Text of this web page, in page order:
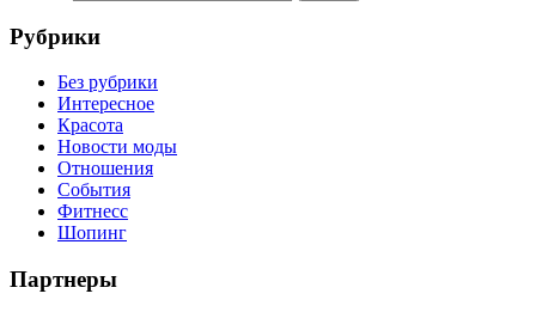
Рубрики
Без рубрики
Интересное
Красота
Новости моды
Отношения
События
Фитнесс
Шопинг
Партнеры